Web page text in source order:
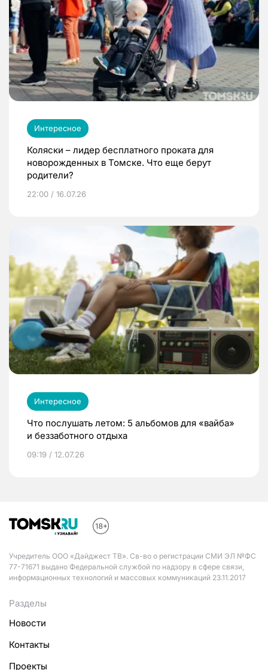
Интересное
Коляски – лидер бесплатного проката для
новорожденных в Томске. Что еще берут
родители?
22:00 / 16.07.26
Интересное
Что послушать летом: 5 альбомов для «вайба»
и беззаботного отдыха
09:19 / 12.07.26
Учредитель ООО «Дайджест ТВ». Св-во о регистрации СМИ ЭЛ №ФС
77-71671 выдано Федеральной службой по надзору в сфере связи,
информационных технологий и массовых коммуникаций 23.11.2017
Разделы
Новости
Контакты
Проекты